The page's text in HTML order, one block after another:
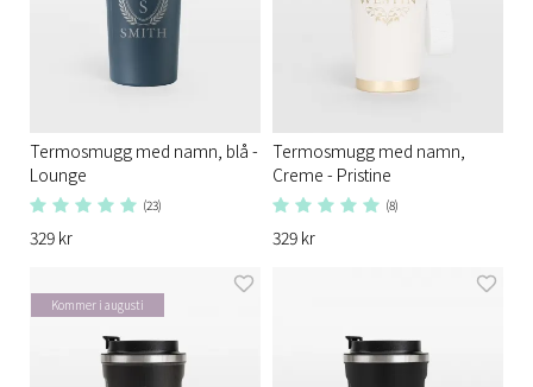
Termosmugg med namn, blå -
Lounge
(23)
329 kr
Termosmugg med namn,
Creme - Pristine
(8)
329 kr
Kommer i augusti